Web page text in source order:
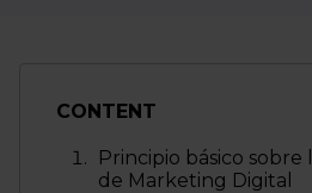
CONTENT
Principio básico sobre
de Marketing Digital